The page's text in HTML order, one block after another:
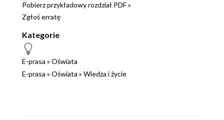
Pobierz przykładowy rozdział PDF »
Zgłoś erratę
Kategorie
E-prasa » Oświata
E-prasa » Oświata » Wiedza i życie